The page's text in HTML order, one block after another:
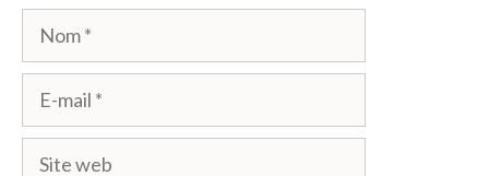
Nom
mail
Site